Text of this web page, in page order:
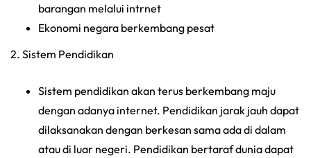
barangan melalui intrnet
Ekonomi negara berkembang pesat
2. Sistem Pendidikan
Sistem pendidikan akan terus berkembang maju
dengan adanya internet. Pendidikan jarak jauh dapat
dilaksanakan dengan berkesan sama ada di dalam
atau di luar negeri. Pendidikan bertaraf dunia dapat